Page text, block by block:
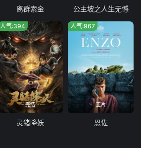
离群索金 公主坡之人生无憾
完结
人气:394
灵猪降妖
正片
人气:967
恩佐